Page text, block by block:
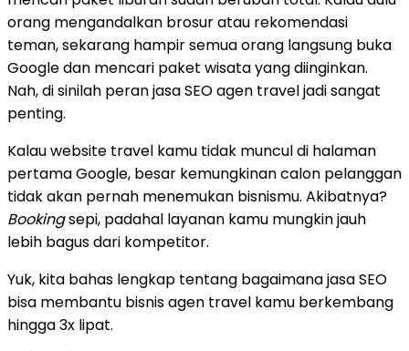
orang mengandalkan brosur atau rekomendasi
teman, sekarang hampir semua orang langsung buka
Google dan mencari paket wisata yang diinginkan.
Nah, di sinilah peran jasa SEO agen travel jadi sangat
penting.
Kalau website travel kamu tidak muncul di halaman
pertama Google, besar kemungkinan calon pelanggan
tidak akan pernah menemukan bisnismu. Akibatnya?
Bookingsepi, padahal layanan kamu mungkin jauh
lebih bagus dari kompetitor.
Yuk, kita bahas lengkap tentang bagaimana jasa SEO
bisa membantu bisnis agen travel kamu berkembang
hingga 3x lipat.